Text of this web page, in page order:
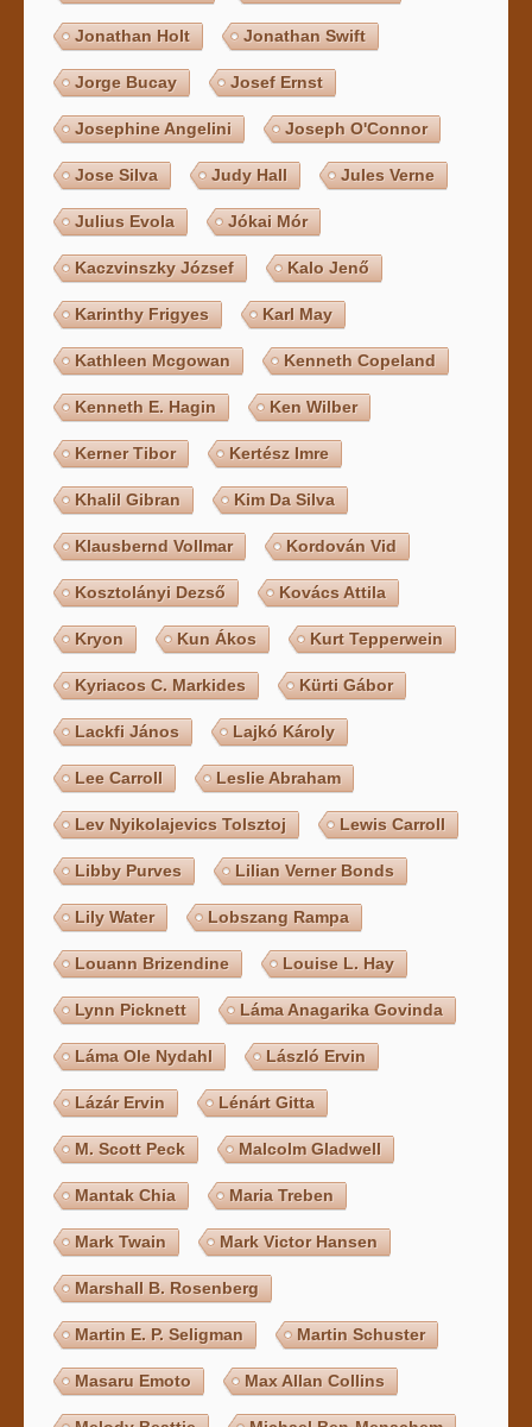
Jonathan Holt Jonathan Swift
Jorge Bucay Josef Ernst
Josephine Angelini Joseph O'Connor
Jose Silva Judy Hall Jules Verne
Julius Evola Jókai Mór
Kaczvinszky József Kalo Jenő
Karinthy Frigyes Karl May
Kathleen Mcgowan Kenneth Copeland
Kenneth E. Hagin Ken Wilber
Kerner Tibor Kertész Imre
Khalil Gibran Kim Da Silva
Klausbernd Vollmar Kordován Vid
Kosztolányi Dezső Kovács Attila
Kryon Kun Ákos Kurt Tepperwein
Kyriacos C. Markides Kürti Gábor
Lackfi János Lajkó Károly
Lee Carroll Leslie Abraham
Lev Nyikolajevics Tolsztoj Lewis Carroll
Libby Purves Lilian Verner Bonds
Lily Water Lobszang Rampa
Louann Brizendine Louise L. Hay
Lynn Picknett Láma Anagarika Govinda
Láma Ole Nydahl László Ervin
Lázár Ervin Lénárt Gitta
M. Scott Peck Malcolm Gladwell
Mantak Chia Maria Treben
Mark Twain Mark Victor Hansen
Marshall B. Rosenberg
Martin E. P. Seligman Martin Schuster
Masaru Emoto Max Allan Collins